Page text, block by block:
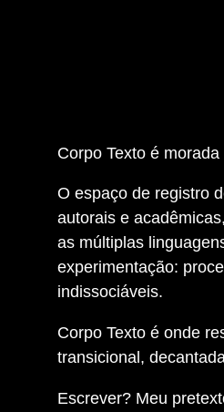
Corpo Texto é
O espaço de registro
autorais e
as múltiplas
experimentação:
indissociáveis.
Corpo Texto é onde
transicional,
Escrever? Meu